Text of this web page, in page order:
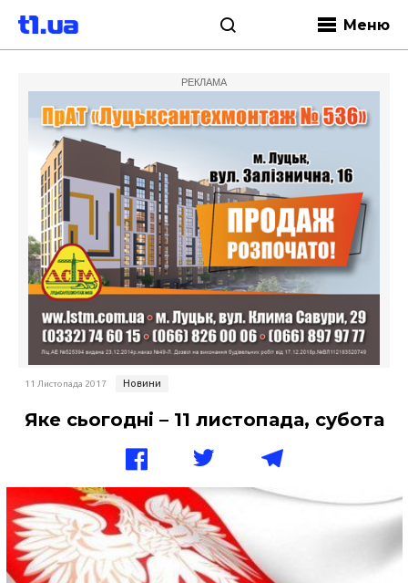
Меню
РЕКЛАМА
11 Листопада 2017 Новини
Яке сьогодні – 11 листопада, субота